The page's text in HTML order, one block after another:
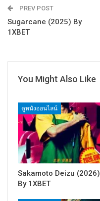
PREV POST
Sugarcane (2025) By
1XBET
You Might Also Like
ดูหนังออนไลน์
Sakamoto Deizu (2026)
By 1XBET